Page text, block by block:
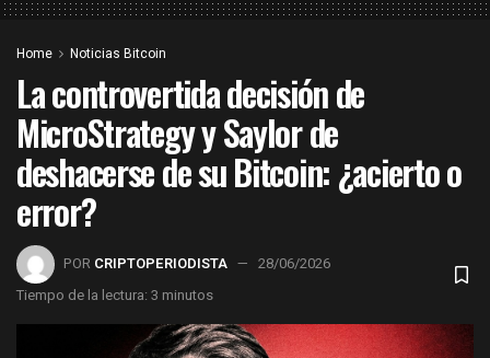
Home Noticias Bitcoin
La controvertida decisión de
MicroStrategy y Saylor de
deshacerse de su Bitcoin: ¿acierto o
error?
POR CRIPTOPERIODISTA
28/06/2026
Tiempo de la lectura: 3 minutos